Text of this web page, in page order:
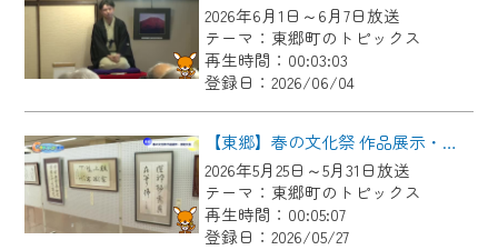
2026年6月1日～6月7日放送
テーマ：東郷町のトピックス
再生時間：00:03:03
登録日：2026/06/04
【東郷】春の文化祭 作品展示・芸能大会
2026年5月25日～5月31日放送
テーマ：東郷町のトピックス
再生時間：00:05:07
登録日：2026/05/27
【ご注意】
2024年9月24日からはご加入者様へのサー
ビス向上のため、
『CCNet Web TV』を利用いただくには、
一部コンテンツを除き、
CCNetサービスへの加入と『CCNetマイ
ページ※』へのログインが必要となりま
す。